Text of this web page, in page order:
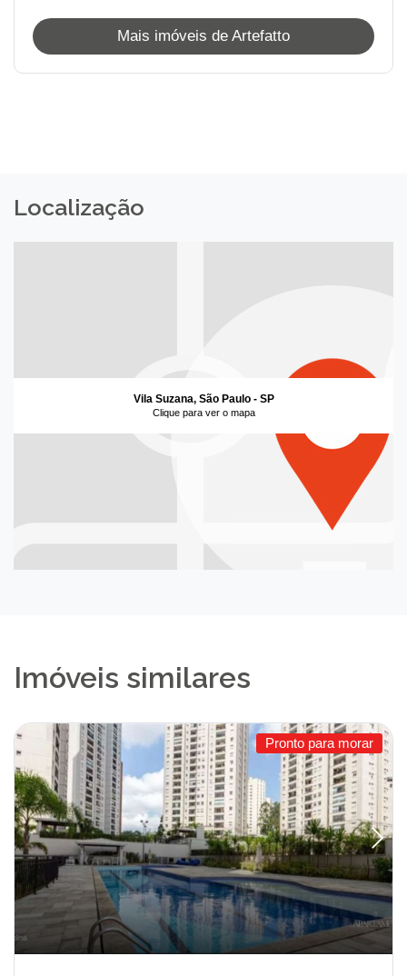
Mais imóveis de Artefatto
Localização
Vila Suzana, São Paulo - SP
Clique para ver o mapa
Imóveis similares
Pronto para morar